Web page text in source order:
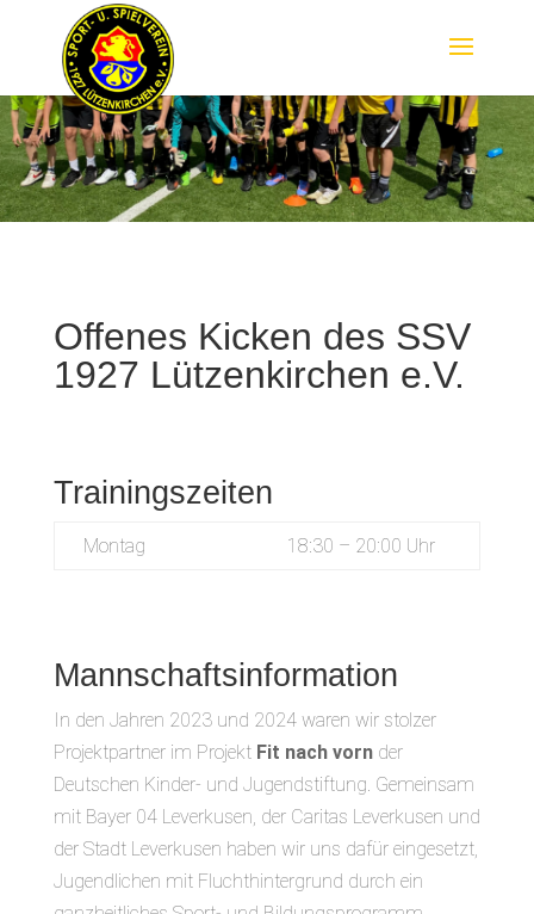
Offenes Kicken des SSV
1927 Lützenkirchen e.V.
Trainingszeiten
Montag 18:30 – 20:00 Uhr
Mannschaftsinformation
In den Jahren 2023 und 2024 waren wir stolzer
Projektpartner im Projekt Fit nach vornder
Deutschen Kinder- und Jugendstiftung. Gemeinsam
mit Bayer 04 Leverkusen, der Caritas Leverkusen und
der Stadt Leverkusen haben wir uns dafür eingesetzt,
Jugendlichen mit Fluchthintergrund durch ein